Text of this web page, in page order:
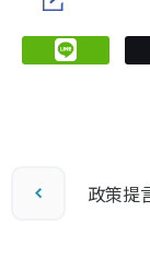
政策提